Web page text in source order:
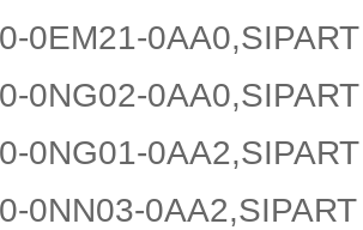
0EM21-
0NG02-
0NG01-
0NN03-